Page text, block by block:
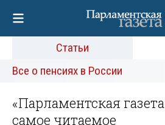
Статьи
Все о пенсиях в России
«Парламентская
самое читаемое